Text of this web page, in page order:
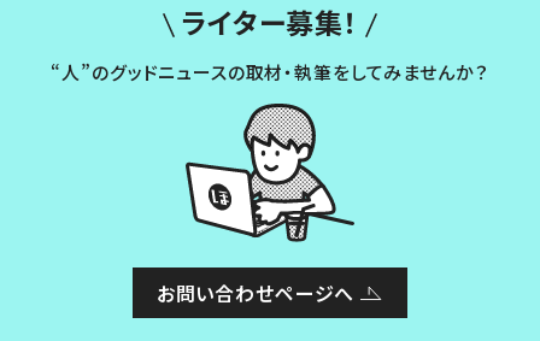
ライター募集！
“人”のグッドニュースの取材・執筆をしてみませんか？
お問い合わせページへ